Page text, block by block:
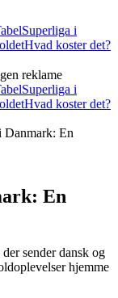
Superliga i
Hvad koster det?
reklame
Superliga i
Hvad koster det?
Danmark: En
En
sender dansk og
hjemme